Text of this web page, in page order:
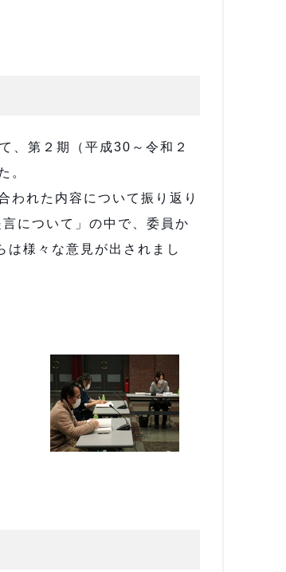
、第２期（平成30～令和２
。
れた内容について振り返り
について」の中で、委員か
は様々な意見が出されまし